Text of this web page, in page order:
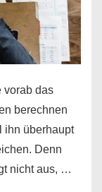
vorab das
berechnen
ihn überhaupt
Denn
nicht aus, …